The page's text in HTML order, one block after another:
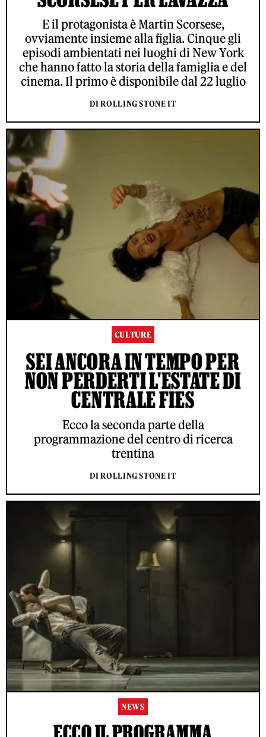
E il protagonista è Martin Scorsese,
ovviamente insieme alla figlia. Cinque gli
episodi ambientati nei luoghi di New York
che hanno fatto la storia della famiglia e del
cinema. Il primo è disponibile dal 22 luglio
DI ROLLING STONE IT
CULTURE
SEI ANCORA IN TEMPO PER
NON PERDERTI L'ESTATE DI
CENTRALE FIES
Ecco la seconda parte della
programmazione del centro di ricerca
trentina
DI ROLLING STONE IT
NEWS
ECCO IL PROGRAMMA